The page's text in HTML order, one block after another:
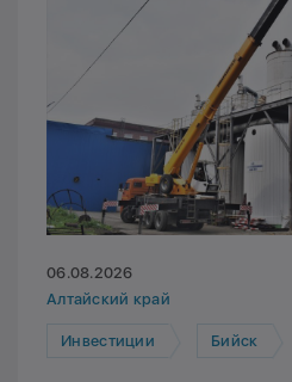
06.08.2026
Алтайский край
Инвестиции Бийск